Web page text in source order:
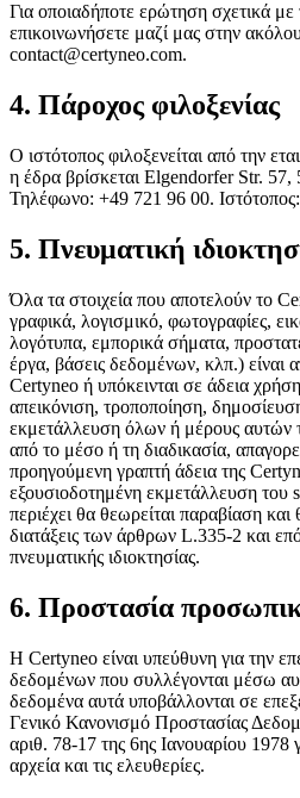
Για οποιαδήποτε ερώτηση σχετικά με
επικοινωνήσετε μαζί μας στην
contact@certyneo.com.
4. Πάροχος φιλοξενίας
Ο ιστότοπος φιλοξενείται από την
η έδρα βρίσκεται Elgendorfer Str.
Τηλέφωνο: +49 721 96 00.
5. Πνευματική
Όλα τα στοιχεία που αποτελούν το
γραφικά, λογισμικό, φωτογραφίες,
λογότυπα, εμπορικά σήματα,
έργα, βάσεις δεδομένων, κλπ.) είναι
Certyneo ή υπόκεινται σε άδεια
απεικόνιση, τροποποίηση,
εκμετάλλευση όλων ή μέρους αυτών
από το μέσο ή τη διαδικασία,
προηγούμενη γραπτή άδεια της
εξουσιοδοτημένη εκμετάλλευση του
περιέχει θα θεωρείται παραβίαση
διατάξεις των άρθρων L.335-2 και
πνευματικής ιδιοκτησίας.
6. Προστασία
Η Certyneo είναι υπεύθυνη για την
δεδομένων που συλλέγονται μέσω
δεδομένα αυτά υποβάλλονται σε
Γενικό Κανονισμό Προστασίας
αριθ. 78-17 της 6ης Ιανουαρίου 1978
αρχεία και τις ελευθερίες.